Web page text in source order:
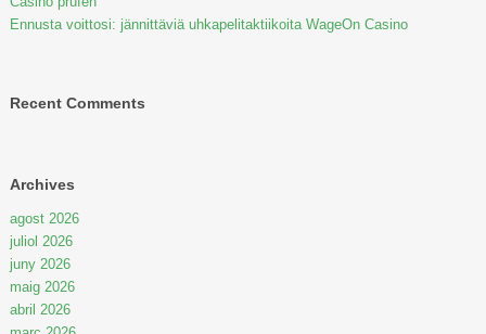
Ennusta voittosi: jännittäviä uhkapelitaktiikoita WageOn Casino
Recent Comments
Archives
agost 2026
juliol 2026
juny 2026
maig 2026
abril 2026